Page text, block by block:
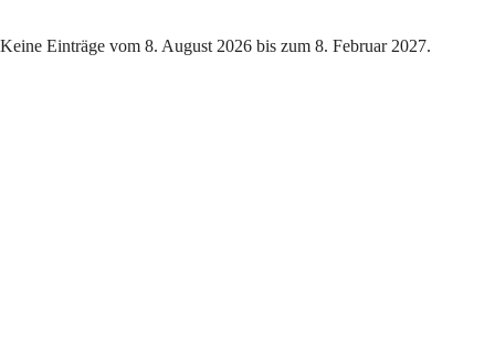
Keine Einträge vom 8. August 2026 bis zum 8. Februar 2027.